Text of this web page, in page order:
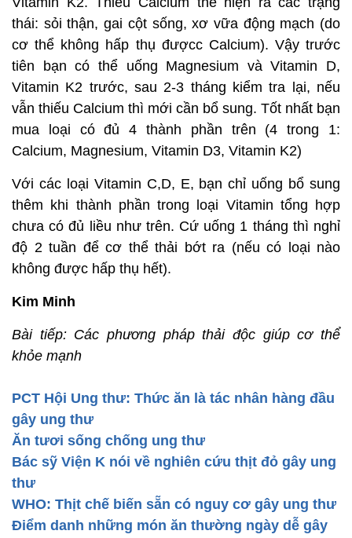
thái: sỏi thận, gai cột sống, xơ vữa động mạch (do
cơ thể không hấp thụ đượcc Calcium). Vậy trước
tiên bạn có thể uống Magnesium và Vitamin D,
Vitamin K2 trước, sau 2-3 tháng kiểm tra lại, nếu
vẫn thiếu Calcium thì mới cần bổ sung. Tốt nhất bạn
mua loại có đủ 4 thành phần trên (4 trong 1:
Calcium, Magnesium, Vitamin D3, Vitamin K2)
Với các loại Vitamin C,D, E, bạn chỉ uống bổ sung
thêm khi thành phần trong loại Vitamin tổng hợp
chưa có đủ liều như trên. Cứ uống 1 tháng thì nghỉ
độ 2 tuần để cơ thể thải bớt ra (nếu có loại nào
không được hấp thụ hết).
Kim Minh
Bài tiếp: Các phương pháp thải độc giúp cơ thể
khỏe mạnh
PCT Hội Ung thư: Thức ăn là tác nhân hàng đầu
gây ung thư
Ăn tươi sống chống ung thư
Bác sỹ Viện K nói về nghiên cứu thịt đỏ gây ung
thư
WHO: Thịt chế biến sẵn có nguy cơ gây ung thư
Điểm danh những món ăn thường ngày dễ gây